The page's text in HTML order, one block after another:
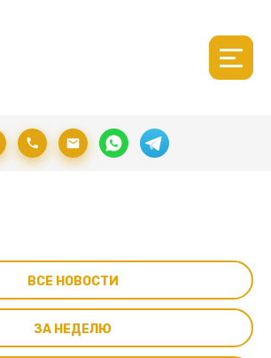
ВСЕ НОВОСТИ
ЗА НЕДЕЛЮ